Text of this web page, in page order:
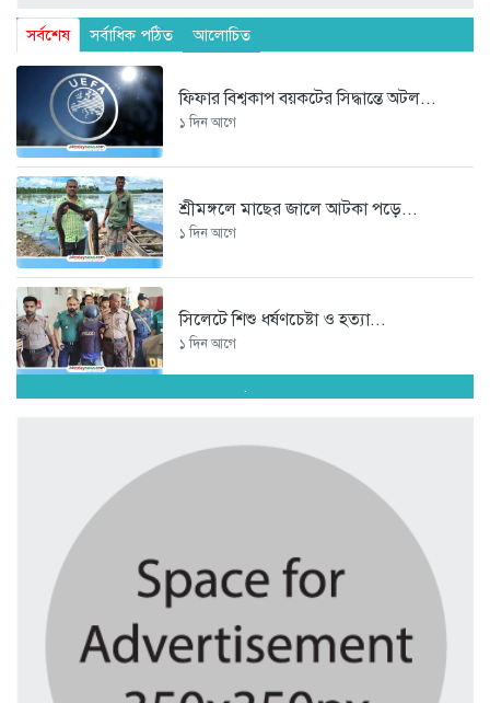
সর্বশেষ সর্বাধিক পঠিত আলোচিত
ফিফার বিশ্বকাপ বয়কটের সিদ্ধান্তে অটল...
১ দিন আগে
শ্রীমঙ্গলে মাছের জালে আটকা পড়ে...
১ দিন আগে
সিলেটে শিশু ধর্ষণচেষ্টা ও হত্যা...
১ দিন আগে
১ দিন আগে
সচিবালয় ঘেরাও করতে গেল ১১...
.